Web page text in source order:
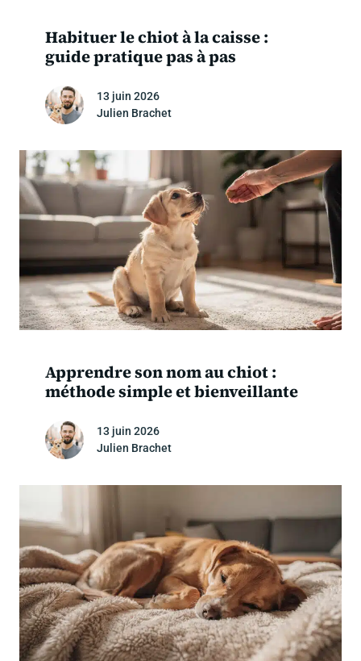
Habituer le chiot à la caisse :
guide pratique pas à pas
13 juin 2026
Julien Brachet
Apprendre son nom au chiot :
méthode simple et bienveillante
13 juin 2026
Julien Brachet